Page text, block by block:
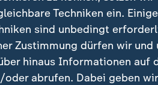
Techniken ein.
sind unbedingt
Zustimmung dürfen wir und
hinaus Informationen auf
oder abrufen. Dabei geben